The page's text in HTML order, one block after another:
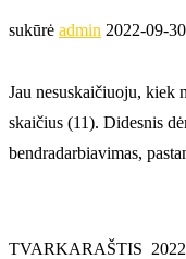
sukūrė admin 2022-09-30
Jau nesuskaičiuoju, kiek
skaičius (11). Didesnis
bendradarbiavimas,
TVARKARAŠTIS